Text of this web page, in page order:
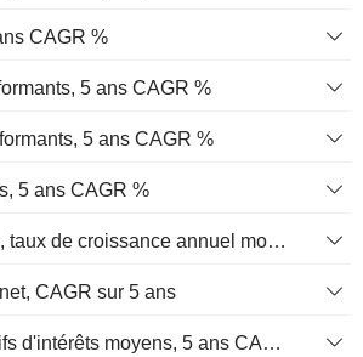
CAGR %
5 ans CAGR %
5 ans CAGR %
5 ans CAGR %
Dépôts totaux, taux de croissance annuel moyen sur 5 ans %.
CAGR sur 5 ans
Actifs productifs d'intérêts moyens, 5 ans CAGR %